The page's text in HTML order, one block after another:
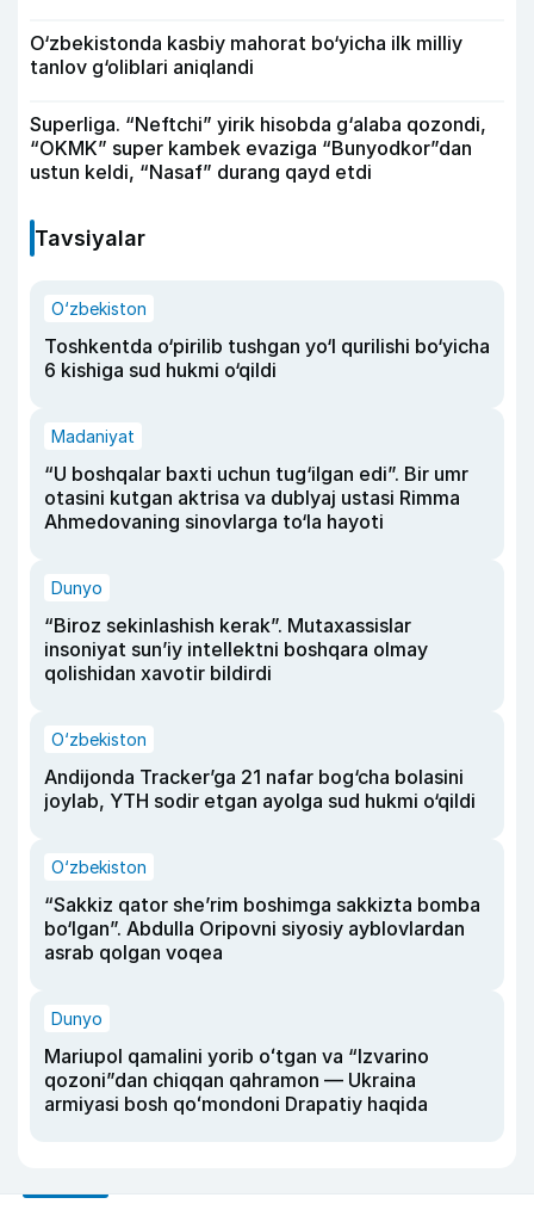
O‘zbekistonda kasbiy mahorat bo‘yicha ilk milliy
tanlov g‘oliblari aniqlandi
Superliga. “Neftchi” yirik hisobda g‘alaba qozondi,
“OKMK” super kambek evaziga “Bunyodkor”dan
ustun keldi, “Nasaf” durang qayd etdi
Tavsiyalar
O‘zbekiston
Toshkentda o‘pirilib tushgan yo‘l qurilishi bo‘yicha
6 kishiga sud hukmi o‘qildi
Madaniyat
“U boshqalar baxti uchun tug‘ilgan edi”. Bir umr
otasini kutgan aktrisa va dublyaj ustasi Rimma
Ahmedovaning sinovlarga to‘la hayoti
Dunyo
“Biroz sekinlashish kerak”. Mutaxassislar
insoniyat sun’iy intellektni boshqara olmay
qolishidan xavotir bildirdi
O‘zbekiston
Andijonda Tracker’ga 21 nafar bog‘cha bolasini
joylab, YTH sodir etgan ayolga sud hukmi o‘qildi
O‘zbekiston
“Sakkiz qator she’rim boshimga sakkizta bomba
bo‘lgan”. Abdulla Oripovni siyosiy ayblovlardan
asrab qolgan voqea
Dunyo
Mariupol qamalini yorib oʻtgan va “Izvarino
qozoni”dan chiqqan qahramon — Ukraina
armiyasi bosh qoʻmondoni Drapatiy haqida